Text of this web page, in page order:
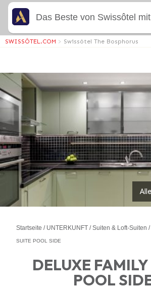
Startseite UNTERKUNFT Suiten & Loft-Suiten
SUITE POOL SIDE
DELUXE
POOL
SWISSÔTEL.COM > Swissôtel The Bosphorus
Das Beste von Swissôtel